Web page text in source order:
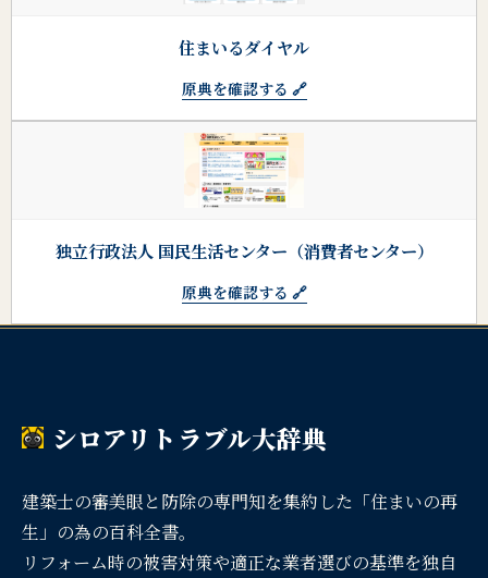
住まいるダイヤル
原典を確認する 🔗
独立行政法人 国民生活センター（消費者センター）
原典を確認する 🔗
シロアリトラブル大辞典
建築士の審美眼と防除の専門知を集約した「住まいの再
生」の為の百科全書。
リフォーム時の被害対策や適正な業者選びの基準を独自